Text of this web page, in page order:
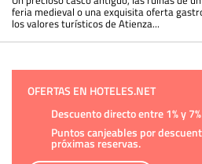
feria medieval o una exquisita oferta
los valores turísticos de Atienza...
OFERTAS EN HOTELES.NET
Descuento directo entre 1% y
Puntos canjeables por
próximas reservas.